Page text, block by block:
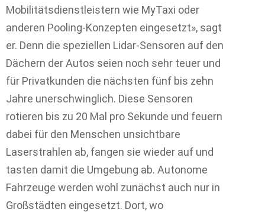
Mobilitätsdienstleistern wie MyTaxi oder
anderen Pooling-Konzepten eingesetzt», sagt
er. Denn die speziellen Lidar-Sensoren auf den
Dächern der Autos seien noch sehr teuer und
für Privatkunden die nächsten fünf bis zehn
Jahre unerschwinglich. Diese Sensoren
rotieren bis zu 20 Mal pro Sekunde und feuern
dabei für den Menschen unsichtbare
Laserstrahlen ab, fangen sie wieder auf und
tasten damit die Umgebung ab. Autonome
Fahrzeuge werden wohl zunächst auch nur in
Großstädten eingesetzt. Dort, wo